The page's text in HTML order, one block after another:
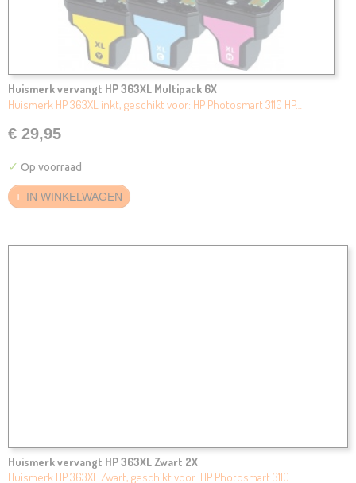
Huismerk vervangt HP 363XL Multipack 6X
Huismerk HP 363XL inkt, geschikt voor: HP Photosmart 3110 HP…
€ 29,95
✓ Op voorraad
IN WINKELWAGEN
Huismerk vervangt HP 363XL Zwart 2X
Huismerk HP 363XL Zwart, geschikt voor: HP Photosmart 3110…